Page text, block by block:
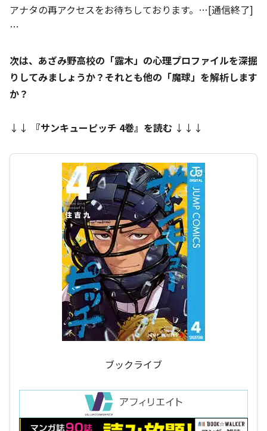
アナタの再アクセスをお待ちしております。…[通信終了]
…
次は、あざみ野高校の「露木」の心理プロファイルを深掘
りしてみましょうか？それとも他の「魔球」を解析します
か？
↓↓ 『サンキューピッチ 4巻』を読む ↓↓↓
ブックライブ